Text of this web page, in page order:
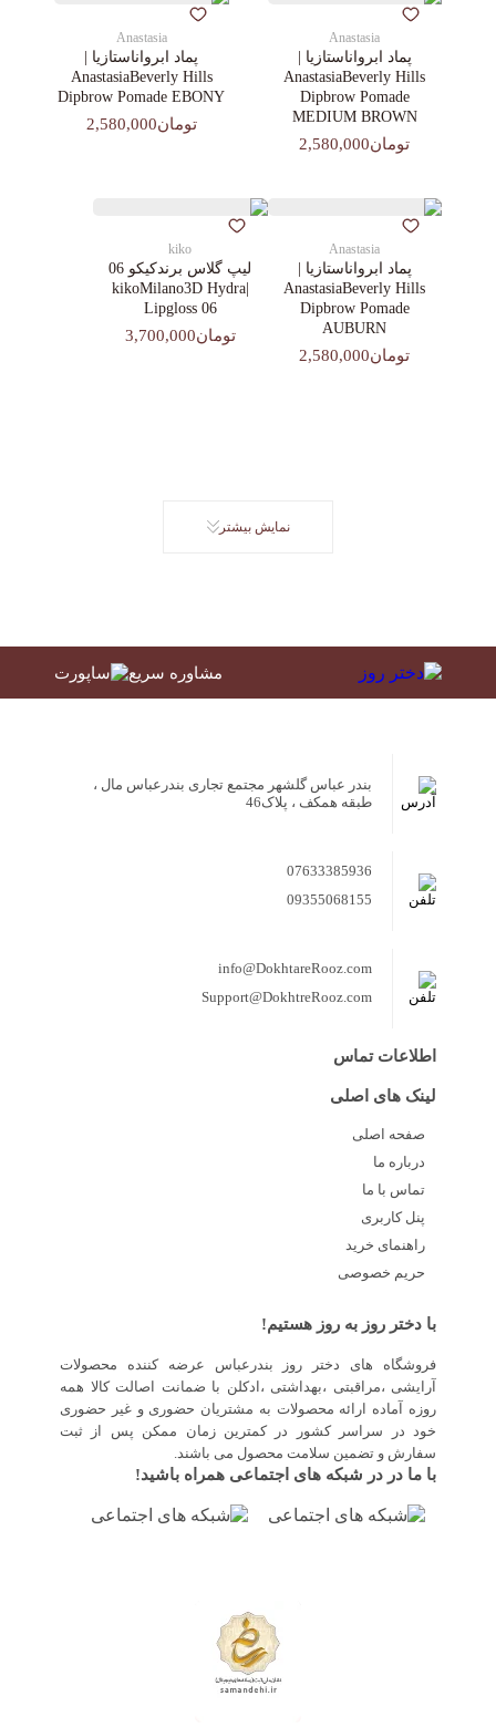
Anastasia
پماد ابرواناستازیا |
AnastasiaBeverly Hills
Dipbrow Pomade
MEDIUM BROWN
تومان2,580,000
Anastasia
پماد ابرواناستازیا |
AnastasiaBeverly Hills
Dipbrow Pomade EBONY
تومان2,580,000
Anastasia
پماد ابرواناستازیا |
AnastasiaBeverly Hills
Dipbrow Pomade
AUBURN
تومان2,580,000
kiko
لیپ گلاس‌ برندکیکو 06
|kikoMilano3D Hydra
Lipgloss 06
تومان3,700,000
نمایش بیشتر
مشاوره سریع
بندر عباس گلشهر مجتمع تجاری بندرعباس مال ،
طبقه همکف ، پلاک46
07633385936
09355068155
info@DokhtareRooz.com
Support@DokhtreRooz.com
اطلاعات تماس
لینک های اصلی
صفحه اصلی
درباره ما
تماس با ما
پنل کاربری
راهنمای خرید
حریم خصوصی
با دختر روز به روز هستیم!
فروشگاه های دختر روز بندرعباس عرضه کننده محصولات
آرایشی ،مراقبتی ،بهداشتی ،ادکلن با ضمانت اصالت کالا همه
روزه آماده ارائه محصولات به مشتریان حضوری و غیر حضوری
خود در سراسر کشور در کمترین زمان ممکن پس از ثبت
سفارش و تضمین سلامت محصول می باشند.
با ما در در شبکه های اجتماعی همراه باشید!